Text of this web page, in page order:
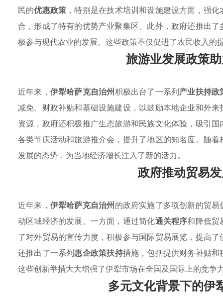
民的优惠政策 ，特别是在技术培训和设施建设方面，强
合，形成了特有的优势产业聚集区。此外，政府还推出了
极参与现代农业的发展。这些政策不仅促进了农民收入的
旅游业发展政策
近年来， 伊犁哈萨克自治州积极出台了一系列产业扶持政
减免、财政补贴和基础设施建设，以鼓励本地企业和外
资源，政府还积极推广生态旅游和民族文化体验，吸引
各类节庆活动和旅游推介会，提升了地区的知名度。随
发展的态势，为当地经济增长注入了新的活力。
政府推动贸易
近年来， 伊犁哈萨克自治州的政府实施了多项创新的贸
动区域经济的发展。一方面，通过简化通关程序和降低贸
了对外贸易的宣传力度，积极参与国际贸易展览，提高
还推出了一系列惠企政策扶持措施，包括提供财务补贴
这些创新举措大大增强了伊犁市场在全国及国际上的竞争
多元文化背景下的伊